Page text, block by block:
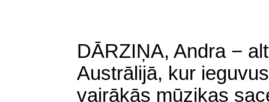
DĀRZIŅA, Andra −
Austrālijā, kur
vairākās mūzikas